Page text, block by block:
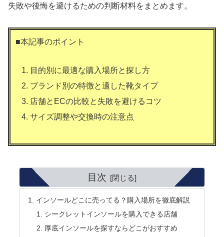
失敗や後悔を避けるための判断材料をまとめます。
■本記事のポイント
目的別に最適な購入場所と探し方
ブランド別の特徴と適した靴タイプ
店舗とECの比較と失敗を避けるコツ
サイズ調整や交換時の注意点
目次
インソールどこに売ってる？購入場所を徹底解説
シークレットインソールを購入できる店舗
厚底インソールを探すならどこがおすすめ